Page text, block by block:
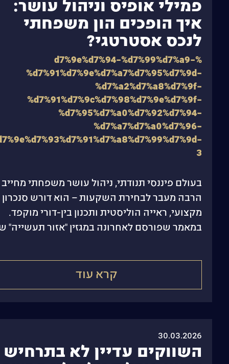
פמילי אופיס וניהול עושר:
איך הופכים הון משפחתי
לנכס אסטרטגי?
%d7%9e%d7%94-%d7%99%d7%a9-
%d7%91%d7%9e%d7%a7%d7%95%d7%9d-
%d7%a2%d7%a8%d7%9f-
%d7%91%d7%9c%d7%98%d7%9e%d7%9f-
%d7%95%d7%a0%d7%92%d7%94-
%d7%a7%d7%a0%d7%96-
3
בעולם פיננסי תנודתי, ניהול עושר משפחתי מחייב
הרבה מעבר לבחירת השקעות – הוא דורש סנכרון
מקצועי, ראייה הוליסטית ותכנון בין-דורי מוקפד.
במאמר שפורסם לאחרונה במגזין "אזור תעשייה"
קרא עוד
30.03.2026
השווקים עדיין לא בתרחיש